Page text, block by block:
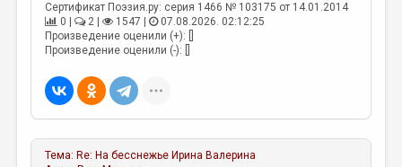
РЕДКОЛЛЕГИЯ
ОТ РЕДАКЦИИ
МАЛАЯ ПРОЗА
ЭССЕИСТИКА
ЛИТЕРАТУРОВЕДЕНИЕ
Сертификат Поэзия.ру: серия 1466 № 103175 от 14.01.2014
0 |
2 | 1547 |
07.08.2026. 02:12:25
Произведение оценили (+): []
Произведение оценили (-): []
Тема: Re: На бесснежье Ирина Валерина